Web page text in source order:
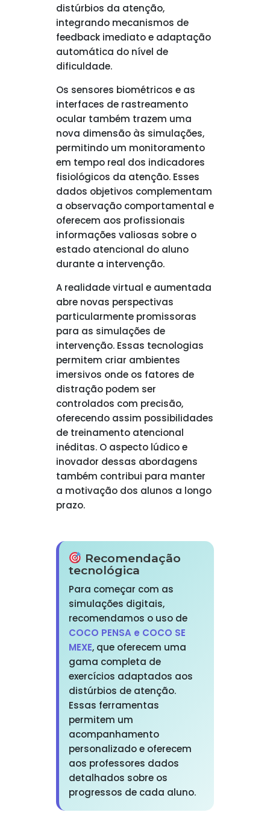
distúrbios da atenção,
integrando mecanismos de
feedback imediato e adaptação
automática do nível de
dificuldade.
Os sensores biométricos e as
interfaces de rastreamento
ocular também trazem uma
nova dimensão às simulações,
permitindo um monitoramento
em tempo real dos indicadores
fisiológicos da atenção. Esses
dados objetivos complementam
a observação comportamental e
oferecem aos profissionais
informações valiosas sobre o
estado atencional do aluno
durante a intervenção.
A realidade virtual e aumentada
abre novas perspectivas
particularmente promissoras
para as simulações de
intervenção. Essas tecnologias
permitem criar ambientes
imersivos onde os fatores de
distração podem ser
controlados com precisão,
oferecendo assim possibilidades
de treinamento atencional
inéditas. O aspecto lúdico e
inovador dessas abordagens
também contribui para manter
a motivação dos alunos a longo
prazo.
Recomendação
tecnológica
Para começar com as
simulações digitais,
recomendamos o uso de
COCO PENSA e COCO SE
MEXE, que oferecem uma
gama completa de
exercícios adaptados aos
distúrbios de atenção.
Essas ferramentas
permitem um
acompanhamento
personalizado e oferecem
aos professores dados
detalhados sobre os
progressos de cada aluno.